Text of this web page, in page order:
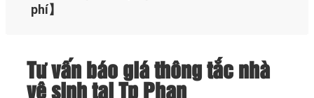
phí】
Tư vấn báo giá thông tắc nhà
vệ sinh tại Tp Phan